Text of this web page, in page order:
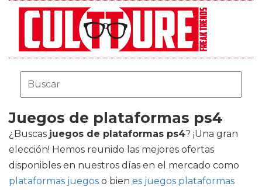
Juegos de plataformas ps4
¿Buscas juegos de plataformas ps4? ¡Una gran
elección! Hemos reunido las mejores ofertas
disponibles en nuestros días en el mercado como
plataformas juegos o bien es juegos plataformas